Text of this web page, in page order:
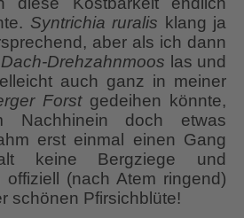
Syntrichia ruralis klang ja
aber als ich dann
Dach-Drehzahnmoos las und
auch ganz in meiner
Forstgedeihen könnte,
doch etwas
erst einmal einen Gang
keine Bergziege und
offiziell (nach Atem ringend)
schönen Pfirsichblüte!